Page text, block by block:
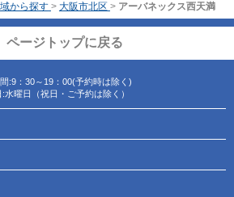
から探す > 大阪市北区 > アーバネックス西天満
ページトップに戻る
:9：30～19：00(予約時は除く)
:水曜日（祝日・ご予約は除く）